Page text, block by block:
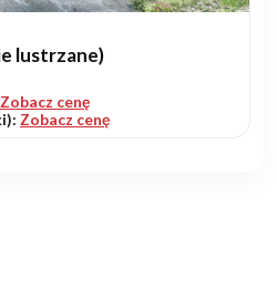
lustrzane)
Zobacz cenę
Zobacz cenę